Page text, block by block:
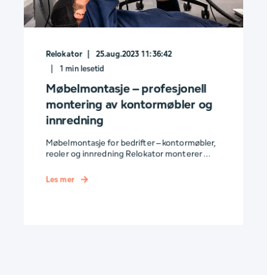
Relokator
25.aug.2023 11:36:42
1 min lesetid
Møbelmontasje – profesjonell
montering av kontormøbler og
innredning
Møbelmontasje for bedrifter – kontormøbler,
reoler og innredning Relokator monterer ...
Les mer